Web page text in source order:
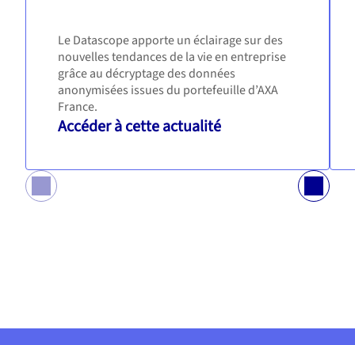
Le Datascope apporte un éclairage sur des
nouvelles tendances de la vie en entreprise
grâce au décryptage des données
anonymisées issues du portefeuille d’AXA
France.
Accéder à cette actualité